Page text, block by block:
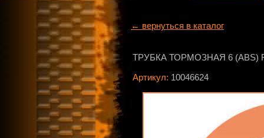
← вернуться в каталог
ТРУБКА ТОРМОЗНАЯ 6 (ABS)
Артикул: 10046624